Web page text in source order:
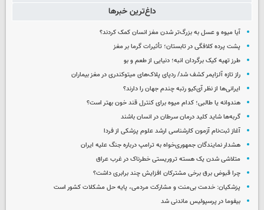
داغ‌ترین خبرها
آیا میوه و عسل به بزرگ‌تر شدن مغز انسان کمک کردند؟
پشت پرده کلافگی در تابستان؛ تأثیرات گرما بر مغز
طرز تهیه کیک برگردان انبه؛ دنیایی از طعم و بو
راز تازه آلزایمر کشف شد/ ردپای پلاک‌های میتوکندری در مغز بیماران
ایرانی‌ها از نظر آی‌کیو رتبه چندم جهان را دارند؟
هندوانه یا طالبی؛ کدام‌ میوه برای کنترل قند خون بهتر است؟
گربه‌ها شاید کلید درمان سرطان در انسان باشند
آغاز ثبت‌نام‌ آزمون کارشناسی ارشد علوم پزشکی از فردا
هشدار نمایندگان جمهوری‌خواه به ترامپ درباره جنگ علیه ایران
متلاشی شدن یک هسته تروریستی خطرناک در غرب عراق
چرا قبوض برق برخی مشترکان افزایش چند برابری داشت؟
پزشکیان: خدمت بی‌منت و مشارکت مردمی، پایه حل مشکلات کشور است
بیفوما در پرسپولیس ماندنی شد